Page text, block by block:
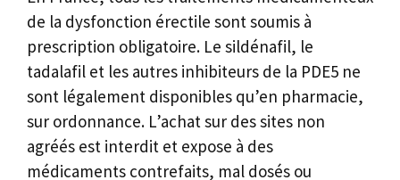
de la dysfonction érectile sont soumis à
prescription obligatoire. Le sildénafil, le
tadalafil et les autres inhibiteurs de la PDE5 ne
sont légalement disponibles qu’en pharmacie,
sur ordonnance. L’achat sur des sites non
agréés est interdit et expose à des
médicaments contrefaits, mal dosés ou